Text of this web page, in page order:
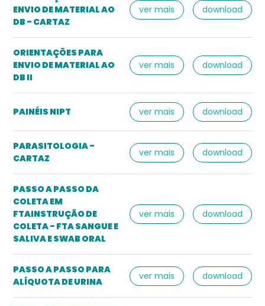
ENVIO DE MATERIAL AO
DB - CARTAZ
ver mais download
ORIENTAÇÕES PARA
ENVIO DE MATERIAL AO
DB II
ver mais download
PAINÉIS NIPT ver mais download
PARASITOLOGIA -
CARTAZ
ver mais download
PASSO A PASSO DA
COLETA EM
FTAINSTRUÇÃO DE
COLETA - FTA SANGUE E
SALIVA E SWAB ORAL
ver mais download
PASSO A PASSO PARA
ALÍQUOTA DE URINA
ver mais download